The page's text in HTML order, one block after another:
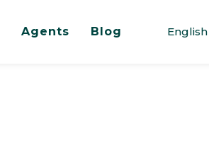
Agents Blog English